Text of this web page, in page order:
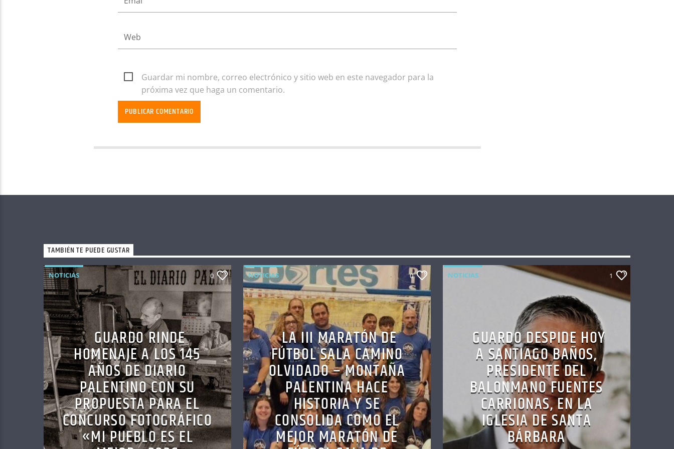
Guardar mi nombre, correo electrónico y sitio web en este navegador para la
próxima vez que haga un comentario.
TAMBIÉN TE PUEDE GUSTAR
NOTICIAS 0
GUARDO RINDE
HOMENAJE A LOS 145
AÑOS DE DIARIO
PALENTINO CON SU
PROPUESTA PARA EL
CONCURSO FOTOGRÁFICO
«MI PUEBLO ES EL
NOTICIAS 0
LA III MARATÓN DE
FÚTBOL SALA CAMINO
OLVIDADO – MONTAÑA
PALENTINA HACE
HISTORIA Y SE
CONSOLIDA COMO EL
MEJOR MARATÓN DE
NOTICIAS 1
GUARDO DESPIDE HOY
A SANTIAGO BAÑOS,
PRESIDENTE DEL
BALONMANO FUENTES
CARRIONAS, EN LA
IGLESIA DE SANTA
BÁRBARA